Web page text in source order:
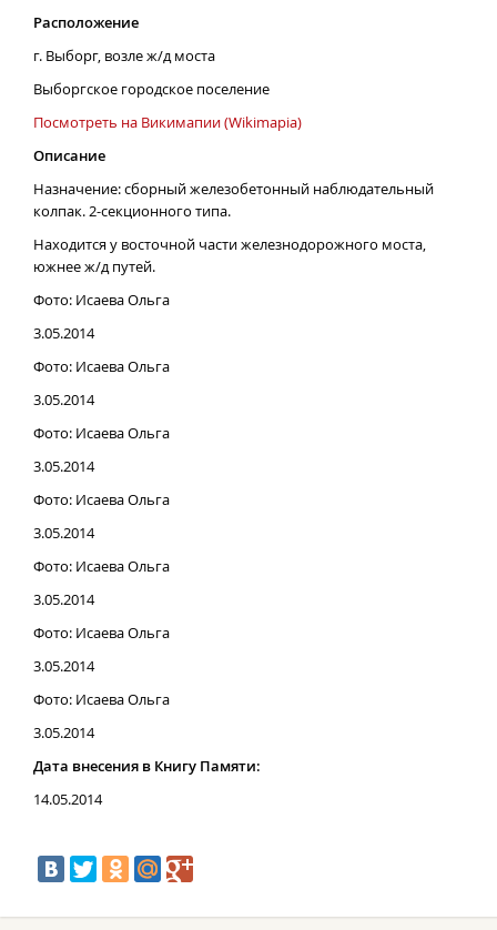
Расположение
г. Выборг, возле ж/д моста
Выборгское городское поселение
Посмотреть на Викимапии (Wikimapia)
Описание
Назначение: сборный железобетонный наблюдательный
колпак. 2-секционного типа.
Находится у восточной части железнодорожного моста,
южнее ж/д путей.
Фото: Исаева Ольга
3.05.2014
Фото: Исаева Ольга
3.05.2014
Фото: Исаева Ольга
3.05.2014
Фото: Исаева Ольга
3.05.2014
Фото: Исаева Ольга
3.05.2014
Фото: Исаева Ольга
3.05.2014
Фото: Исаева Ольга
3.05.2014
Дата внесения в Книгу Памяти:
14.05.2014